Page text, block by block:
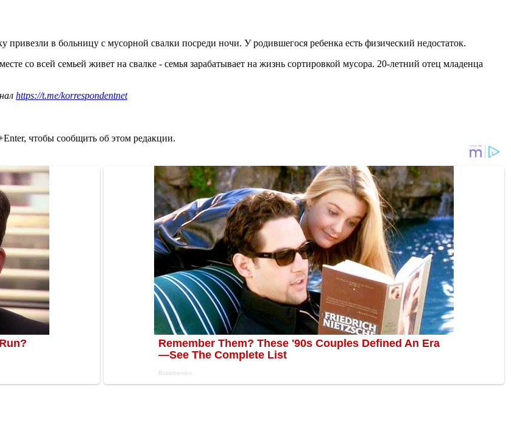
привезли в больницу с мусорной свалки посреди ночи. У родившегося ребенка есть физический недостаток.
со всей семьей живет на свалке - семья зарабатывает на жизнь сортировкой мусора. 20-летний отец младенца
https://t.me/korrespondentnet
чтобы сообщить об этом редакции.